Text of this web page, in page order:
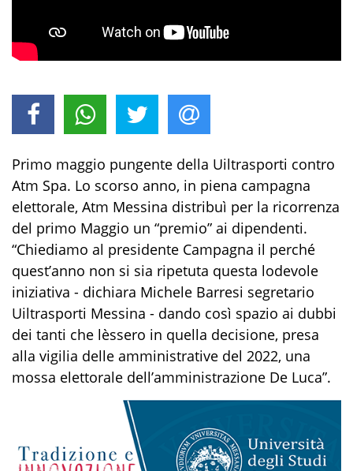
Primo maggio pungente della Uiltrasporti contro
Atm Spa. Lo scorso anno, in piena campagna
elettorale, Atm Messina distribuì per la ricorrenza
del primo Maggio un “premio” ai dipendenti.
“Chiediamo al presidente Campagna il perché
quest’anno non si sia ripetuta questa lodevole
iniziativa - dichiara Michele Barresi segretario
Uiltrasporti Messina - dando così spazio ai dubbi
dei tanti che lèssero in quella decisione, presa
alla vigilia delle amministrative del 2022, una
mossa elettorale dell’amministrazione De Luca”.